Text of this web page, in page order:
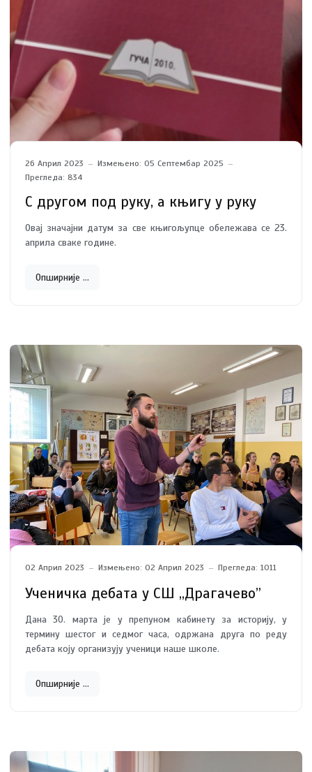
26 Април 2023
Измењено: 05 Септембар 2025
Прегледа: 834
С другом под руку, a књигу у руку
Овај значајни датум за све књигољупце обележава се 23.
априла сваке године.
Опширније …
02 Април 2023 Измењено: 02 Април 2023 Прегледа: 1011
Ученичка дебата у СШ ,,Драгачево”
Дана 30. марта је у препуном кабинету за историју, у
термину шестог и седмог часа, одржана друга по реду
дебата коју организују ученици наше школе.
Опширније …